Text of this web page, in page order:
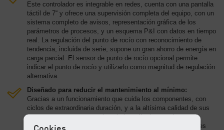
Este controlador es integrable en redes, cuenta con una pantalla
táctil de 7“ y ofrece una supervisión completa del equipo, con un
sistema completo de avisos, representación gráfica de los
parámetros de procesos, y un esquema P&I con datos en tiempo
real. La regulación del punto de rocío con reconocimiento de
tendencia, incluida de serie, supone un gran ahorro de energía en
carga parcial. El sensor de punto de rocío opcional permite
indicar el punto de rocío y utilizarlo como magnitud de regulación
alternativa.
Diseñado para reducir el mantenimiento al mínimo:
Gracias a un funcionamiento que cuida los componentes, con
ciclos de extraordinaria duración, y a la altísima calidad de sus
componentes, como por ejemplo las válvulas, o a la gran
cantidad de desecante que contienen, las revisiones mayores